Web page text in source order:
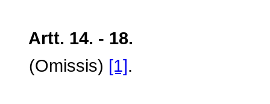
Artt. 14. - 18.
(Omissis) [1].